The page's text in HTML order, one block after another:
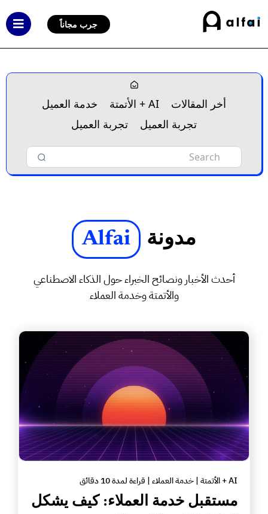
جرب مجاناً
أخر المقالات AI + الأتمتة
خدمة العميل
تجربة العميل
تجربة العميل
مدونة Alfai
أحدث الأخبار ونصائح الخبراء حول الذكاء الاصطناعي
والأتمتة وخدمة العملاء
AI + الأتمتة | خدمة العملاء | قراءة لمدة 10 دقائق
مستقبل خدمة العملاء: كيف يشكل